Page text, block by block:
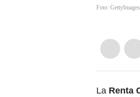
Foto: GettyImages
La Renta